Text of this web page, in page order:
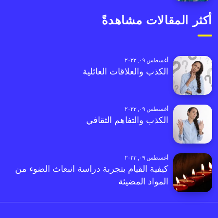
أكثر المقالات مشاهدةً
أغسطس ٠٩, ٢٠٢٣
الكذب والعلاقات العائلية
أغسطس ٠٩, ٢٠٢٣
الكذب والتفاهم الثقافي
أغسطس ٠٩, ٢٠٢٣
كيفية القيام بتجربة دراسة انبعاث الضوء من
المواد المضيئة